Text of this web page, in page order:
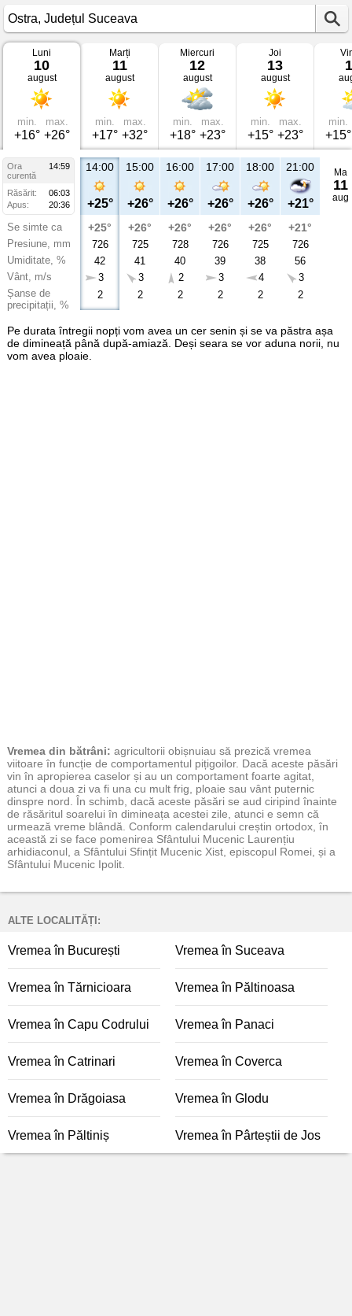
Vremea
Ostra
Județul
Suceava
Luni
10
august
min.
+16°
max.
+26°
Marți
11
august
min.
+17°
max.
+32°
Miercuri
12
august
min.
+18°
max.
+23°
Joi
13
august
min.
+15°
max.
+23°
min.
+15°
Ora
14:59
curentă
Răsărit:
06:03
Apus:
20:36
Se simte ca
Presiune, mm
Umiditate, %
Vânt, m/s
Șanse de
precipitații, %
14:00
+25°
+25°
726
42
3
2
15:00
+26°
+26°
725
41
3
2
16:00
+26°
+26°
728
40
2
2
17:00
+26°
+26°
726
39
3
2
18:00
+26°
+26°
725
38
4
2
21:00
+21°
+21°
726
56
3
2
Ma
11
aug
Pe durata întregii nopți vom avea un cer senin și se va păstra așa
de dimineață până după-amiază. Deși seara se vor aduna norii, nu
vom avea ploaie.
Vremea din bătrâni: agricultorii obișnuiau să prezică vremea
viitoare în funcție de comportamentul pițigoilor. Dacă aceste păsări
vin în apropierea caselor și au un comportament foarte agitat,
atunci a doua zi va fi una cu mult frig, ploaie sau vânt puternic
dinspre nord. În schimb, dacă aceste păsări se aud ciripind înainte
de răsăritul soarelui în dimineața acestei zile, atunci e semn că
urmează vreme blândă. Conform calendarului creștin ortodox, în
această zi se face pomenirea Sfântului Mucenic Laurențiu
arhidiaconul, a Sfântului Sfințit Mucenic Xist, episcopul Romei, și a
Sfântului Mucenic Ipolit.
ALTE LOCALITĂȚI:
Vremea în București Vremea în Suceava
Vremea în Tărnicioara Vremea în Păltinoasa
Vremea în Capu Codrului Vremea în Panaci
Vremea în Catrinari Vremea în Coverca
Vremea în Drăgoiasa Vremea în Glodu
Vremea în Păltiniș Vremea în Pârteștii de Jos